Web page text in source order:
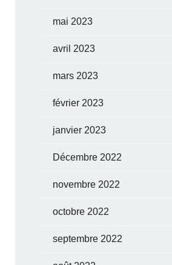
mai 2023
avril 2023
mars 2023
février 2023
janvier 2023
Décembre 2022
novembre 2022
octobre 2022
septembre 2022